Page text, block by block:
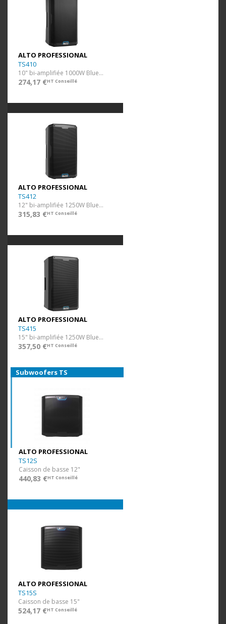
ALTO PROFESSIONAL
TS410
10" bi-amplifiée 1000W Bluetooth
274,17 €HT Conseillé
ALTO PROFESSIONAL
TS412
12" bi-amplifiée 1250W Bluetooth
315,83 €HT Conseillé
ALTO PROFESSIONAL
TS415
15" bi-amplifiée 1250W Bluetooth
357,50 €HT Conseillé
Subwoofers TS
ALTO PROFESSIONAL
TS12S
Caisson de basse 12"
440,83 €HT Conseillé
ALTO PROFESSIONAL
TS15S
Caisson de basse 15"
524,17 €HT Conseillé